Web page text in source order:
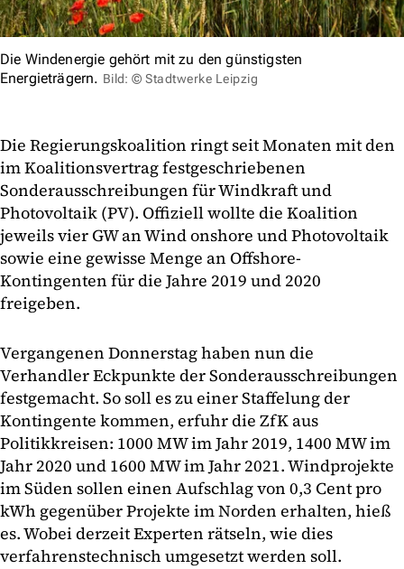
Die Windenergie gehört mit zu den günstigsten
Energieträgern. Bild: © Stadtwerke Leipzig
Die Regierungskoalition ringt seit Monaten mit den
im Koalitionsvertrag festgeschriebenen
Sonderausschreibungen für Windkraft und
Photovoltaik (PV). Offiziell wollte die Koalition
jeweils vier GW an Wind onshore und Photovoltaik
sowie eine gewisse Menge an Offshore-
Kontingenten für die Jahre 2019 und 2020
freigeben.
Vergangenen Donnerstag haben nun die
Verhandler Eckpunkte der Sonderausschreibungen
festgemacht. So soll es zu einer Staffelung der
Kontingente kommen, erfuhr die ZfK aus
Politikkreisen: 1000 MW im Jahr 2019, 1400 MW im
Jahr 2020 und 1600 MW im Jahr 2021. Windprojekte
im Süden sollen einen Aufschlag von 0,3 Cent pro
kWh gegenüber Projekte im Norden erhalten, hieß
es. Wobei derzeit Experten rätseln, wie dies
verfahrenstechnisch umgesetzt werden soll.